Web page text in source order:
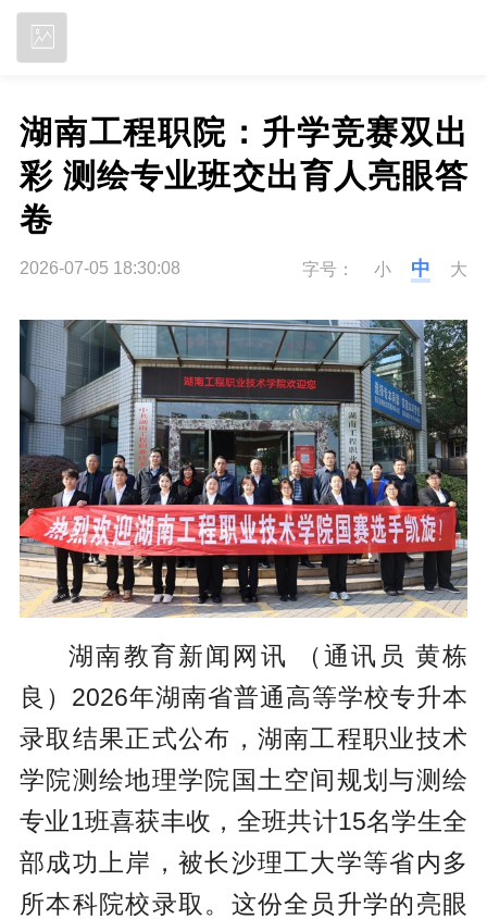
湖南工程职院：升学竞赛双出
彩 测绘专业班交出育人亮眼答
卷
2026-07-05 18:30:08 字号： 小 中 大
湖南教育新闻网讯 （通讯员 黄栋
良）2026年湖南省普通高等学校专升本
录取结果正式公布，湖南工程职业技术
学院测绘地理学院国土空间规划与测绘
专业1班喜获丰收，全班共计15名学生全
部成功上岸，被长沙理工大学等省内多
所本科院校录取。这份全员升学的亮眼